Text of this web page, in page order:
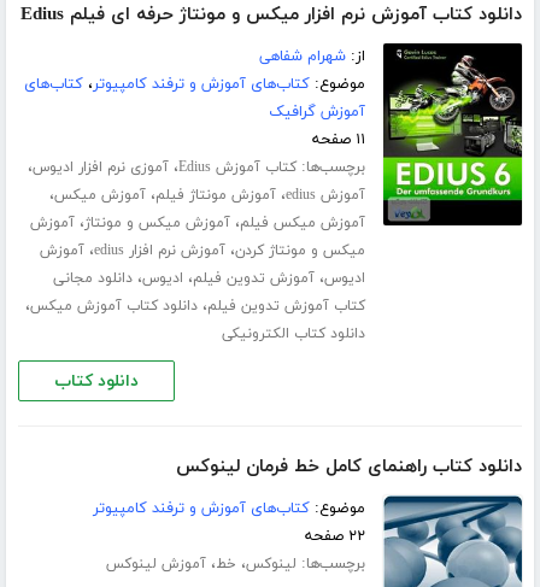
دانلود کتاب آموزش نرم افزار میکس و مونتاژ حرفه ای فیلم Edius
از:شهرام شفاهی
موضوع:کتاب‌های آموزش و ترفند کامپیوتر،کتاب‌های
آموزش گرافیک
۱۱ صفحه
برچسب‌ها:کتاب آموزش Edius ،آموزی نرم افزار ادیوس،
آموزش edius ،آموزش مونتاژ فیلم،آموزش میکس،
آموزش میکس فیلم،آموزش میکس و مونتاژ،آموزش
میکس و مونتاژ کردن،آموزش نرم افزار edius ،آموزش
ادیوس،آموزش تدوین فیلم، ادیوس،دانلود مجانی
کتاب آموزش تدوین فیلم،دانلود کتاب آموزش میکس،
دانلود کتاب الکترونیکی
دانلود کتاب
دانلود کتاب راهنمای کامل خط فرمان لینوکس
موضوع:کتاب‌های آموزش و ترفند کامپیوتر
۲۲ صفحه
برچسب‌ها: لینوکس، خط،آموزش لینوکس